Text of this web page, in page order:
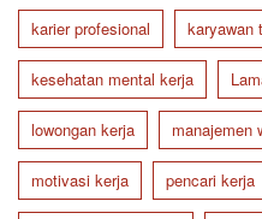
karier profesional karyawan
kesehatan mental kerja
lowongan kerja manajemen
motivasi kerja pencari kerja